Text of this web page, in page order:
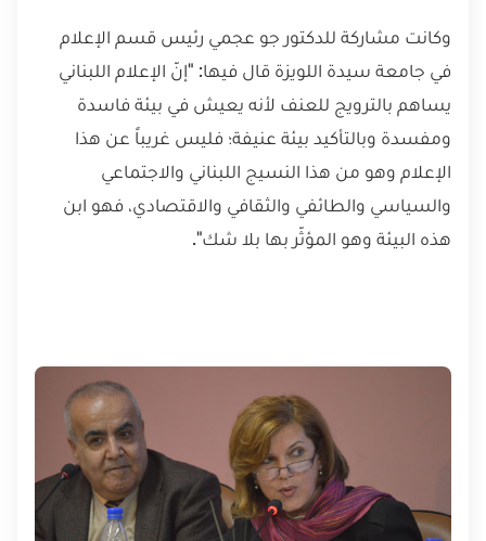
وكانت مشاركة للدكتور جو عجمي رئيس قسم الإعلام
في جامعة سيدة اللويزة قال فيها: "إنّ الإعلام اللبناني
يساهم بالترويج للعنف لأنه يعيش في بيئة فاسدة
ومفسدة وبالتأكيد بيئة عنيفة؛ فليس غريباً عن هذا
الإعلام وهو من هذا النسيج اللبناني والاجتماعي
والسياسي والطائفي والثقافي والاقتصادي، فهو ابن
هذه البيئة وهو المؤثّر بها بلا شك".